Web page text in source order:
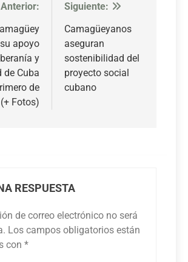
Anterior:
apoyo
y
de Cuba
de
Fotos)
Siguiente:
Camagüeyanos
aseguran
sostenibilidad del
proyecto social
cubano
RESPUESTA
de correo electrónico no será
Los campos obligatorios están
con *